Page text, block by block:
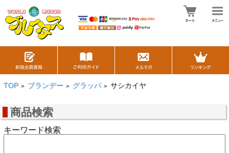
TOP > ブランデー > グラッパ > サシカイヤ
商品検索
キーワード検索